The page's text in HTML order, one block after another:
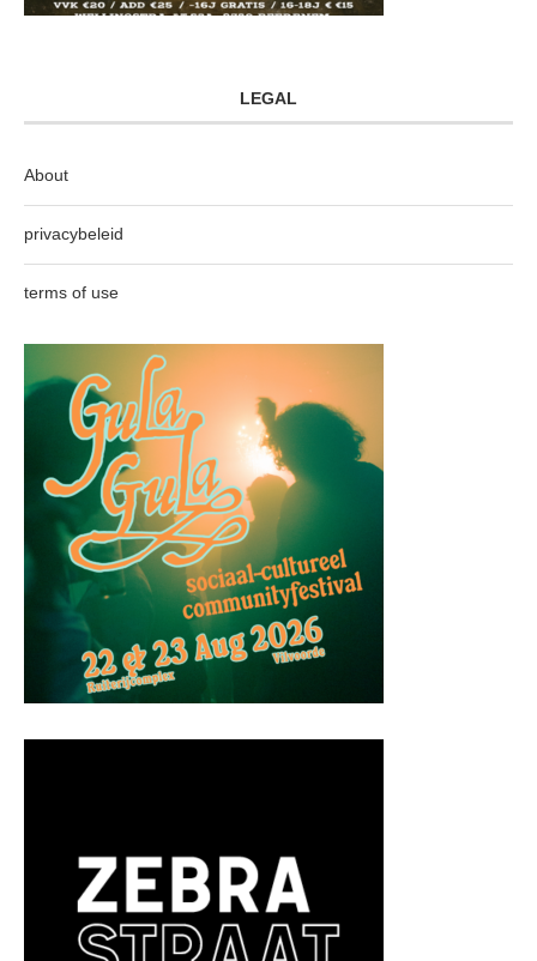
LEGAL
About
privacybeleid
terms of use